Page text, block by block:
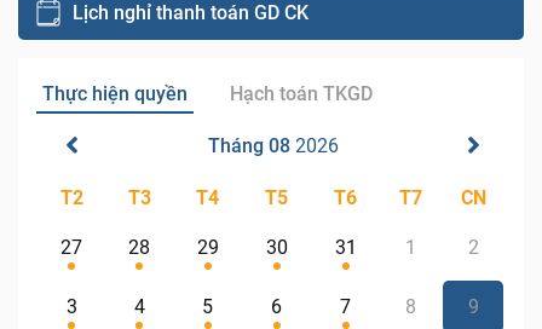
Lịch nghỉ thanh toán GD CK
Thực hiện quyền Hạch toán TKGD
Tháng 08 2026
T2 T3 T4 T5 T6 T7 CN
27 28 29 30 31 1 2
3 4 5 6 7 8 9